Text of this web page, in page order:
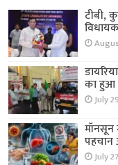
टीबी,
का
July
मॉनसून
July